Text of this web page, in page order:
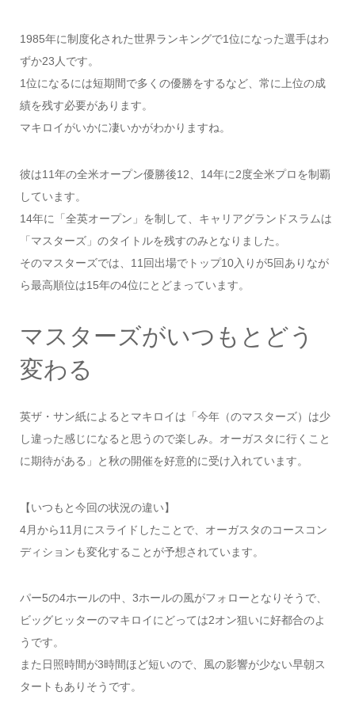
1985年に制度化された世界ランキングで1位になった選手はわ
ずか23人です。
1位になるには短期間で多くの優勝をするなど、常に上位の成
績を残す必要があります。
マキロイがいかに凄いかがわかりますね。
彼は11年の全米オープン優勝後12、14年に2度全米プロを制覇
しています。
14年に「全英オープン」を制して、キャリアグランドスラムは
「マスターズ」のタイトルを残すのみとなりました。
そのマスターズでは、11回出場でトップ10入りが5回ありなが
ら最高順位は15年の4位にとどまっています。
マスターズがいつもとどう
変わる
英ザ・サン紙によるとマキロイは「今年（のマスターズ）は少
し違った感じになると思うので楽しみ。オーガスタに行くこと
に期待がある」と秋の開催を好意的に受け入れています。
【いつもと今回の状況の違い】
4月から11月にスライドしたことで、オーガスタのコースコン
ディションも変化することが予想されています。
パー5の4ホールの中、3ホールの風がフォローとなりそうで、
ビッグヒッターのマキロイにどっては2オン狙いに好都合のよ
うです。
また日照時間が3時間ほど短いので、風の影響が少ない早朝ス
タートもありそうです。